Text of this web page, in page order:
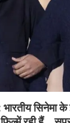
सिनेमा के